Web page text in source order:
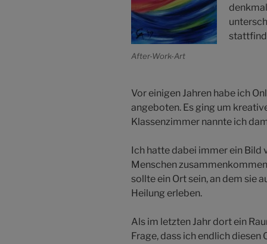
After-Work-Art
Vor einigen Jahren habe ich
angeboten. Es ging um
Klassenzimmer nannte ich
Ich hatte dabei immer ein Bild
Menschen
sollte ein Ort sein, an dem sie
Heilung erleben.
Als im letzten Jahr dort ein
Frage, dass ich endlich